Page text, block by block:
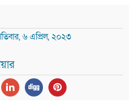
৬ এপ্রিল, ২০২৩